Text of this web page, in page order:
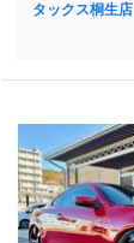
タックス桐生店